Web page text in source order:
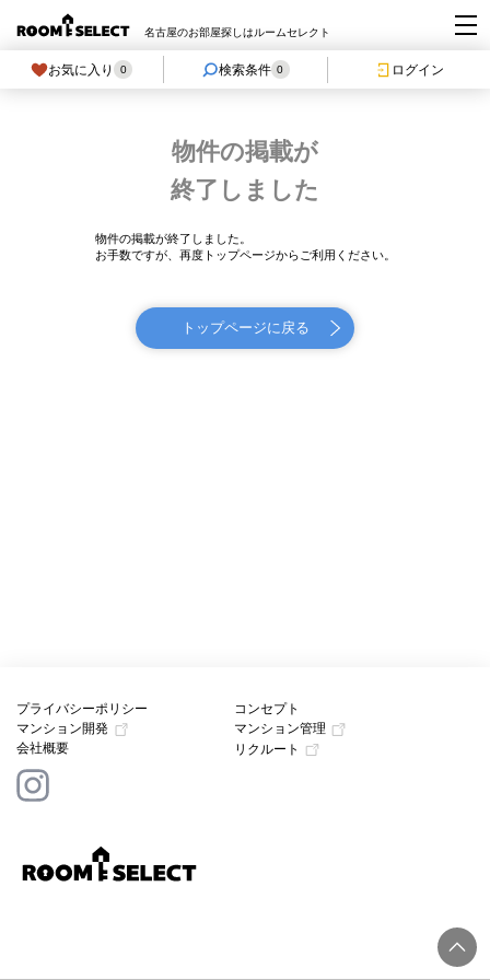
名古屋のお部屋探しはルームセレクト
お気に入り 0 検索条件 0 ログイン
物件の掲載が
終了しました
物件の掲載が終了しました。
お手数ですが、再度トップページからご利用ください。
トップページに戻る
プライバシーポリシー
コンセプト
マンション開発
マンション管理
会社概要
リクルート